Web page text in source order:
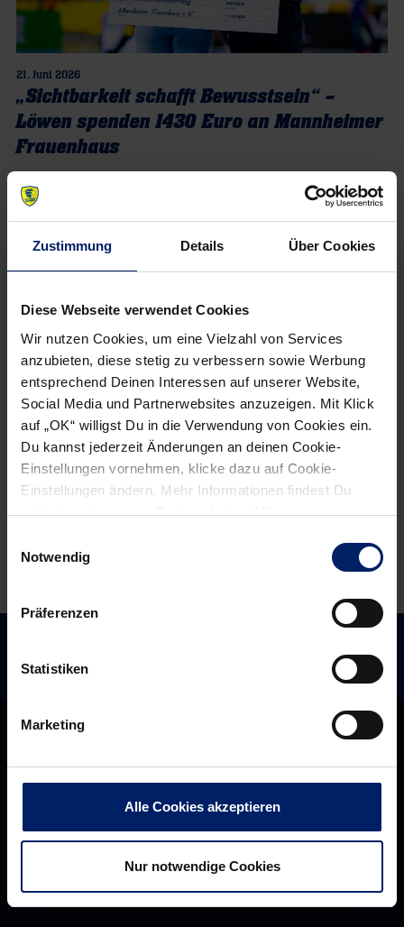
Zustimmung Details Über Cookies
Diese Webseite verwendet Cookies
Wir nutzen Cookies, um eine Vielzahl von Services
anzubieten, diese stetig zu verbessern sowie Werbung
entsprechend Deinen Interessen auf unserer Website,
Social Media und Partnerwebsites anzuzeigen. Mit Klick
auf „OK“ willigst Du in die Verwendung von Cookies ein.
Du kannst jederzeit Änderungen an deinen Cookie-
Einstellungen vornehmen, klicke dazu auf Cookie-
Einstellungen ändern. Mehr Informationen findest Du
außerdem in unsererDatenschutzerklärung.
Notwendig
Präferenzen
Statistiken
Marketing
Alle Cookies akzeptieren
Nur notwendige Cookies
21. Juni 2026
„Sichtbarkeit schafft Bewusstsein“ –
Löwen spenden 1430 Euro an Mannheimer
Frauenhaus
Mannheimer Frauenhaus – dank der Fans, die beim Verkauf